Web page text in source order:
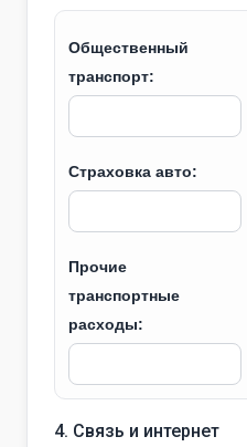
Общественный
транспорт:
Страховка авто:
Прочие
транспортные
расходы:
4. Связь и интернет